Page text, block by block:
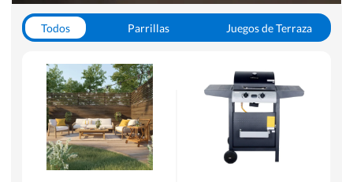
Todos Parrillas
Juegos de Terraza